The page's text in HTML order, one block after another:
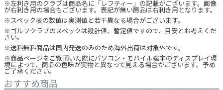
※左利き用のクラブは商品名に「レフティー」の記載がございます。画像
が右利き用の場合もございます。表記が無い商品は右利き用となります。
※スペック表の数値は実測値と若干異なる場合がございます。
※ゴルフクラブのスペックは設計値、暫定値ですので、目安とお考えくだ
さい。
※送料無料商品は国内発送のみのため海外出荷は対象外です。
※商品ページをご覧頂いた際にパソコン・モバイル端末のディスプレイ環
境によって、商品の色味が実物と異なって見える場合がございます。予め
ご了承ください。
おすすめ商品